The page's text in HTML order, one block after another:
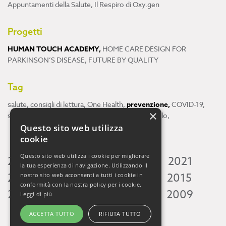
Appuntamenti della Salute, Il Respiro di Oxy.gen
Progetti
HUMAN TOUCH ACADEMY, HOME CARE DESIGN FOR
PARKINSON’S DISEASE, FUTURE BY QUALITY
Tag
salute, consigli di lettura, One Health, prevenzione,COVID-19,
scienza
cervello,
2026 2025 2024 2023 2022
2021
2020 2019 2018 2017 2016
2015
2014 2013 2009
×
Questo sito web utilizza
cookie
Questo sito web utilizza i cookie per migliorare
la tua esperienza di navigazione. Utilizzando il
nostro sito web acconsenti a tutti i cookie in
conformità con la nostra policy per i cookie.
Leggi di più
ACCETTA TUTTO RIFIUTA TUTTO